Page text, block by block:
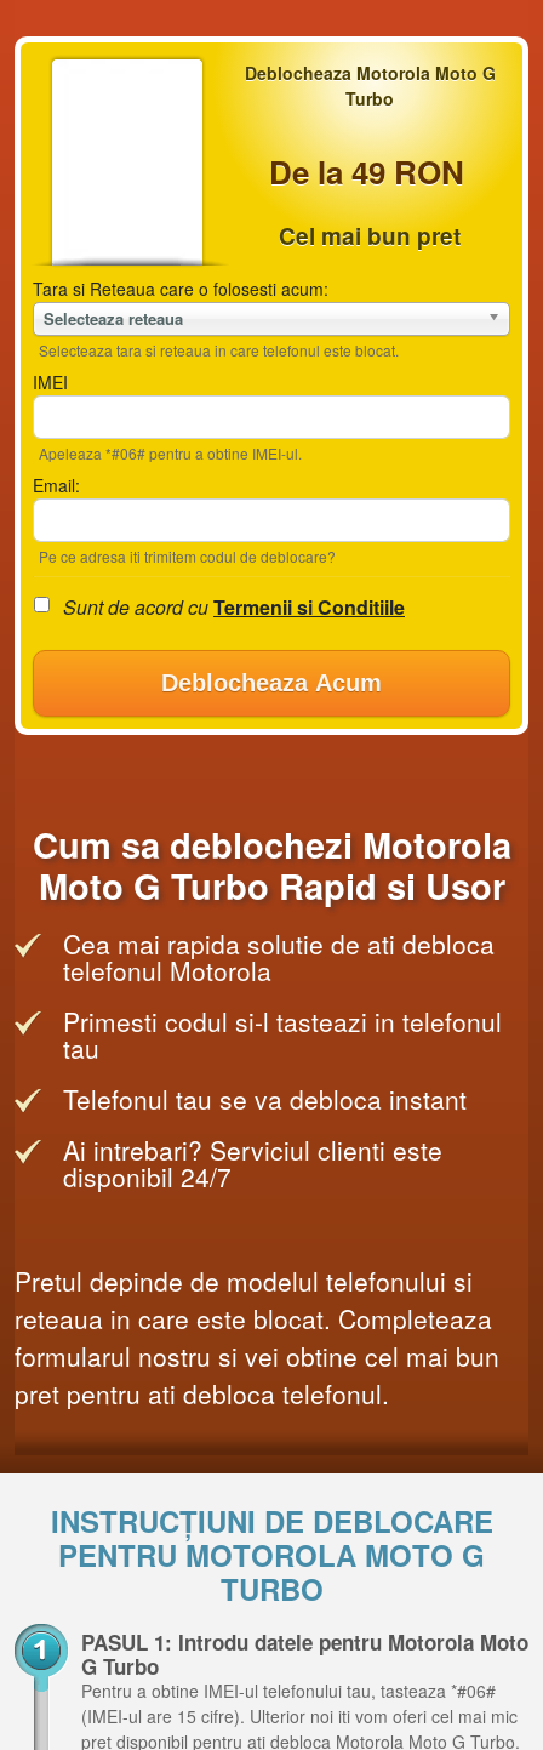
Deblocheaza Motorola Moto G
Turbo
De la 49 RON
Cel mai bun pret
Tara si Reteaua care o folosesti acum:
Selecteaza reteaua
Selecteaza tara si reteaua in care telefonul este blocat.
IMEI
Apeleaza *#06# pentru a obtine IMEI-ul.
Email:
Pe ce adresa iti trimitem codul de deblocare?
Sunt de acord cuTermenii si Conditiile
Deblocheaza Acum
Cum sa deblochezi Motorola
Moto G Turbo Rapid si Usor
Cea mai rapida solutie de ati debloca
telefonul Motorola
Primesti codul si-l tasteazi in telefonul
tau
Telefonul tau se va debloca instant
Ai intrebari? Serviciul clienti este
disponibil 24/7
Pretul depinde de modelul telefonului si
reteaua in care este blocat. Completeaza
formularul nostru si vei obtine cel mai bun
pret pentru ati debloca telefonul.
INSTRUCȚIUNI DE DEBLOCARE
PENTRU MOTOROLA MOTO G
TURBO
PASUL 1: Introdu datele pentru Motorola Moto
G Turbo
Pentru a obtine IMEI-ul telefonului tau, tasteaza *#06#
(IMEI-ul are 15 cifre). Ulterior noi iti vom oferi cel mai mic
pret disponibil pentru ati debloca Motorola Moto G Turbo.